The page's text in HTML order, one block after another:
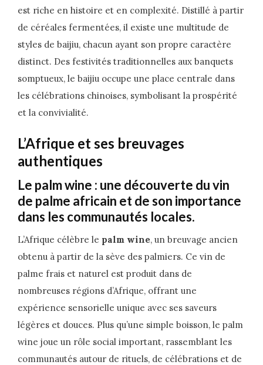
est riche en histoire et en complexité. Distillé à partir
de céréales fermentées, il existe une multitude de
styles de baijiu, chacun ayant son propre caractère
distinct. Des festivités traditionnelles aux banquets
somptueux, le baijiu occupe une place centrale dans
les célébrations chinoises, symbolisant la prospérité
et la convivialité.
L’Afrique et ses breuvages
authentiques
Le palm wine : une découverte du vin
de palme africain et de son importance
dans les communautés locales.
L’Afrique célèbre le palm wine, un breuvage ancien
obtenu à partir de la sève des palmiers. Ce vin de
palme frais et naturel est produit dans de
nombreuses régions d’Afrique, offrant une
expérience sensorielle unique avec ses saveurs
légères et douces. Plus qu’une simple boisson, le palm
wine joue un rôle social important, rassemblant les
communautés autour de rituels, de célébrations et de